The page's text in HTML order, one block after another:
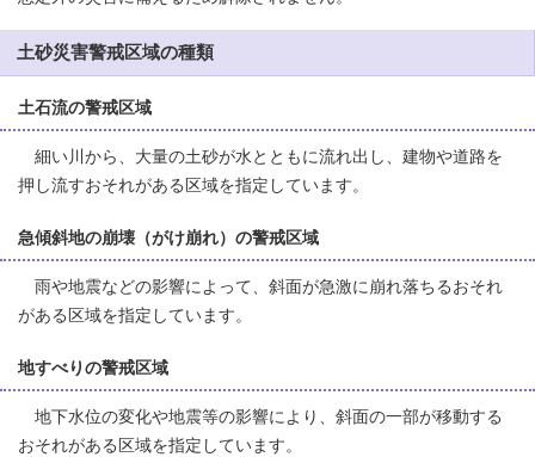
土砂災害警戒区域の種類
土石流の警戒区域
細い川から、大量の土砂が水とともに流れ出し、建物や道路を
押し流すおそれがある区域を指定しています。
急傾斜地の崩壊（がけ崩れ）の警戒区域
雨や地震などの影響によって、斜面が急激に崩れ落ちるおそれ
がある区域を指定しています。
地すべりの警戒区域
地下水位の変化や地震等の影響により、斜面の一部が移動する
おそれがある区域を指定しています。